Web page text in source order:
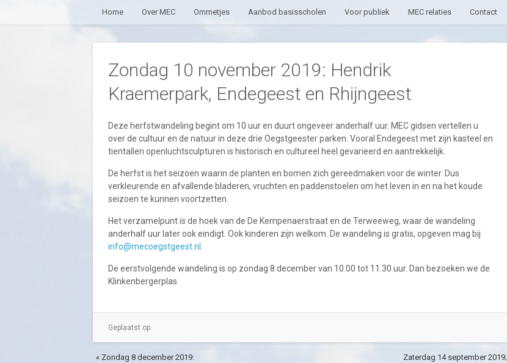
Home Over MEC Ommetjes Aanbod basisscholen Voor publiek MEC relaties Contact
Zondag 10 november 2019: Hendrik
Kraemerpark, Endegeest en Rhijngeest
Deze herfstwandeling begint om 10 uur en duurt ongeveer anderhalf uur. MEC gidsen vertellen u
over de cultuur en de natuur in deze drie Oegstgeester parken. Vooral Endegeest met zijn kasteel en
tientallen openluchtsculpturen is historisch en cultureel heel gevarieerd en aantrekkelijk.
De herfst is het seizoen waarin de planten en bomen zich gereedmaken voor de winter. Dus
verkleurende en afvallende bladeren, vruchten en paddenstoelen om het leven in en na het koude
seizoen te kunnen voortzetten.
Het verzamelpunt is de hoek van de De Kempenaerstraat en de Terweeweg, waar de wandeling
anderhalf uur later ook eindigt. Ook kinderen zijn welkom. De wandeling is gratis, opgeven mag bij
info@mecoegstgeest.nl
De eerstvolgende wandeling is op zondag 8 december van 10.00 tot 11.30 uur. Dan bezoeken we de
Klinkenbergerplas.
Geplaatst op
« Zondag 8 december 2019:
Zaterdag 14 september 2019;